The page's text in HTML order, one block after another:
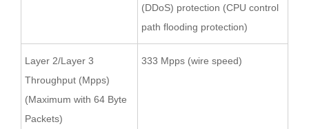
(DDoS) protection (CPU control
path flooding protection)
Layer 2/Layer 3
Throughput (Mpps)
(Maximum with 64 Byte
Packets)
333 Mpps (wire speed)